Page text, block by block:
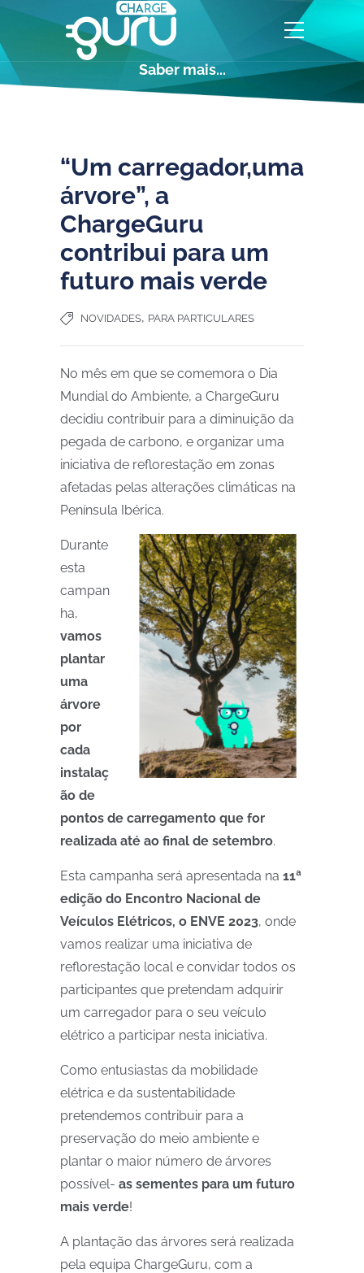
Saber mais...
“Um carregador,uma
árvore”, a
ChargeGuru
contribui para um
futuro mais verde
NOVIDADES, PARA PARTICULARES
No mês em que se comemora o Dia
Mundial do Ambiente, a ChargeGuru
decidiu contribuir para a diminuição da
pegada de carbono, e organizar uma
iniciativa de reflorestação em zonas
afetadas pelas alterações climáticas na
Península Ibérica.
Durante
esta
campan
ha,
vamos
plantar
uma
árvore
por
cada
instalaç
ão de
pontos de carregamento que for
realizada até ao final de setembro.
Esta campanha será apresentada na 11ª
edição do Encontro Nacional de
Veículos Elétricos, o ENVE 2023, onde
vamos realizar uma iniciativa de
reflorestação local e convidar todos os
participantes que pretendam adquirir
um carregador para o seu veículo
elétrico a participar nesta iniciativa.
Como entusiastas da mobilidade
elétrica e da sustentabilidade
pretendemos contribuir para a
preservação do meio ambiente e
plantar o maior número de árvores
possível- as sementes para um futuro
mais verde!
A plantação das árvores será realizada
pela equipa ChargeGuru, com a